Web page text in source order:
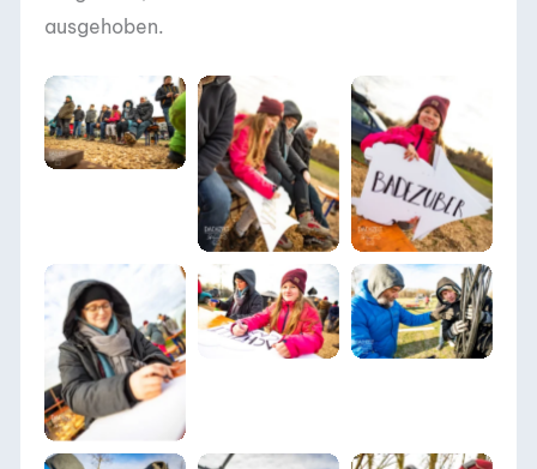
ausgehoben.
DACHZELT
SILVESTER CAMP
2019/ 2020
DACHZELT
SILVESTER CAMP
2019/ 2020
DACHZELT
SILVESTER CAMP
2019/ 2020
DACHZELT
SILVESTER CAMP
2019/ 2020
DACHZELT
SILVESTER CAMP
2019/ 2020
DACHZELT
SILVESTER CAMP
2019/ 2020